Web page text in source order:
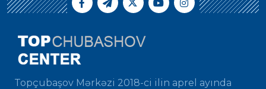
Topçubaşov Mərkəzi 2018-ci ilin aprel ayında